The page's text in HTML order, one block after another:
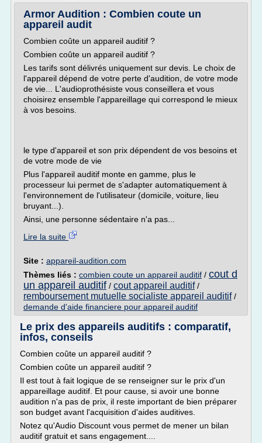
Armor Audition : Combien coute un
appareil audit
Combien coûte un appareil auditif ?
Combien coûte un appareil auditif ?
Les tarifs sont délivrés uniquement sur devis. Le choix de
l'appareil dépend de votre perte d'audition, de votre mode
de vie... L'audioprothésiste vous conseillera et vous
choisirez ensemble l'appareillage qui correspond le mieux
à vos besoins.
le type d'appareil et son prix dépendent de vos besoins et
de votre mode de vie
Plus l'appareil auditif monte en gamme, plus le
processeur lui permet de s'adapter automatiquement à
l'environnement de l'utilisateur (domicile, voiture, lieu
bruyant...).
Ainsi, une personne sédentaire n'a pas...
Lire la suite
Site : appareil-audition.com
Thèmes liés : combien coute un appareil auditif / cout d
un appareil auditif / cout appareil auditif/
remboursement mutuelle socialiste appareil auditif/
demande d'aide financiere pour appareil auditif
Le prix des appareils auditifs : comparatif,
infos, conseils
Combien coûte un appareil auditif ?
Combien coûte un appareil auditif ?
Il est tout à fait logique de se renseigner sur le prix d'un
appareillage auditif. Et pour cause, si avoir une bonne
audition n'a pas de prix, il reste important de bien préparer
son budget avant l'acquisition d'aides auditives.
Notez qu'Audio Discount vous permet de mener un bilan
auditif gratuit et sans engagement....